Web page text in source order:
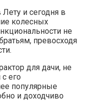
Лету и сегодня в
колесных
не
превосходя
для дачи, не
его
популярные
и доходчиво